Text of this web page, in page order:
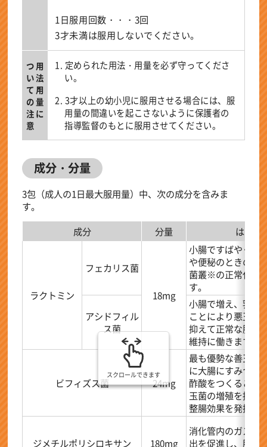
1日服用回数・・・3回
3才未満は服用しないでください。
用法・用量に
ついての注意
1. 定められた用法・用量を必ず守ってくださ
い。
2. 3才以上の幼小児に服用させる場合には、服
用量の間違いを起こさないように保護者の
指導監督のもとに服用させてください。
成分・分量
3包（成人の1日最大服用量）中、次の成分を含みま
す。
成分
分量 はたら
ラクトミン
フェカリス菌
18mg
小腸ですばやく増
や便秘のときの乱
菌叢※の正常化に
す。
アシドフィル
ス菌
小腸で増え、乳酸
ことにより悪玉菌
抑えて正常な腸内
維持に働きます。
ビフィズス菌 24mg
最も優勢な善玉菌
に大腸にすみつき
酢酸をつくること
玉菌の増殖を抑え
整腸効果を発揮し
ジメチルポリシロキサン 180mg
消化管内のガスの
出を促進し、腹部
スクロールできます